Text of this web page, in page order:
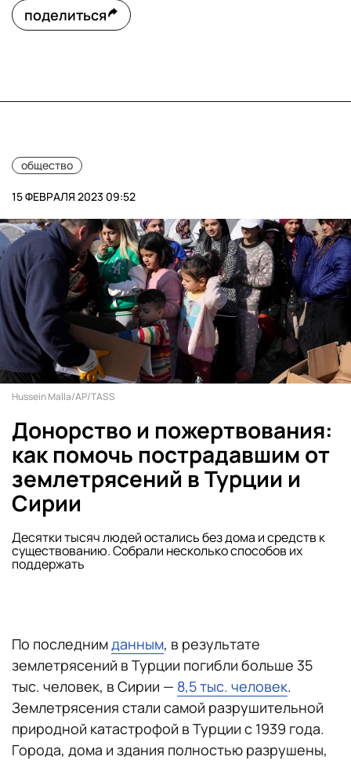
поделиться
общество
15 ФЕВРАЛЯ 2023 09:52
Hussein Malla/AP/TASS
Донорство и пожертвования:
как помочь пострадавшим от
землетрясений в Турции и
Сирии
Десятки тысяч людей остались без дома и средств к
существованию. Собрали несколько способов их
поддержать
По последним данным, в результате
землетрясений в Турции погибли больше 35
тыс. человек, в Сирии — 8,5 тыс. человек.
Землетрясения стали самой разрушительной
природной катастрофой в Турции с 1939 года.
Города, дома и здания полностью разрушены,